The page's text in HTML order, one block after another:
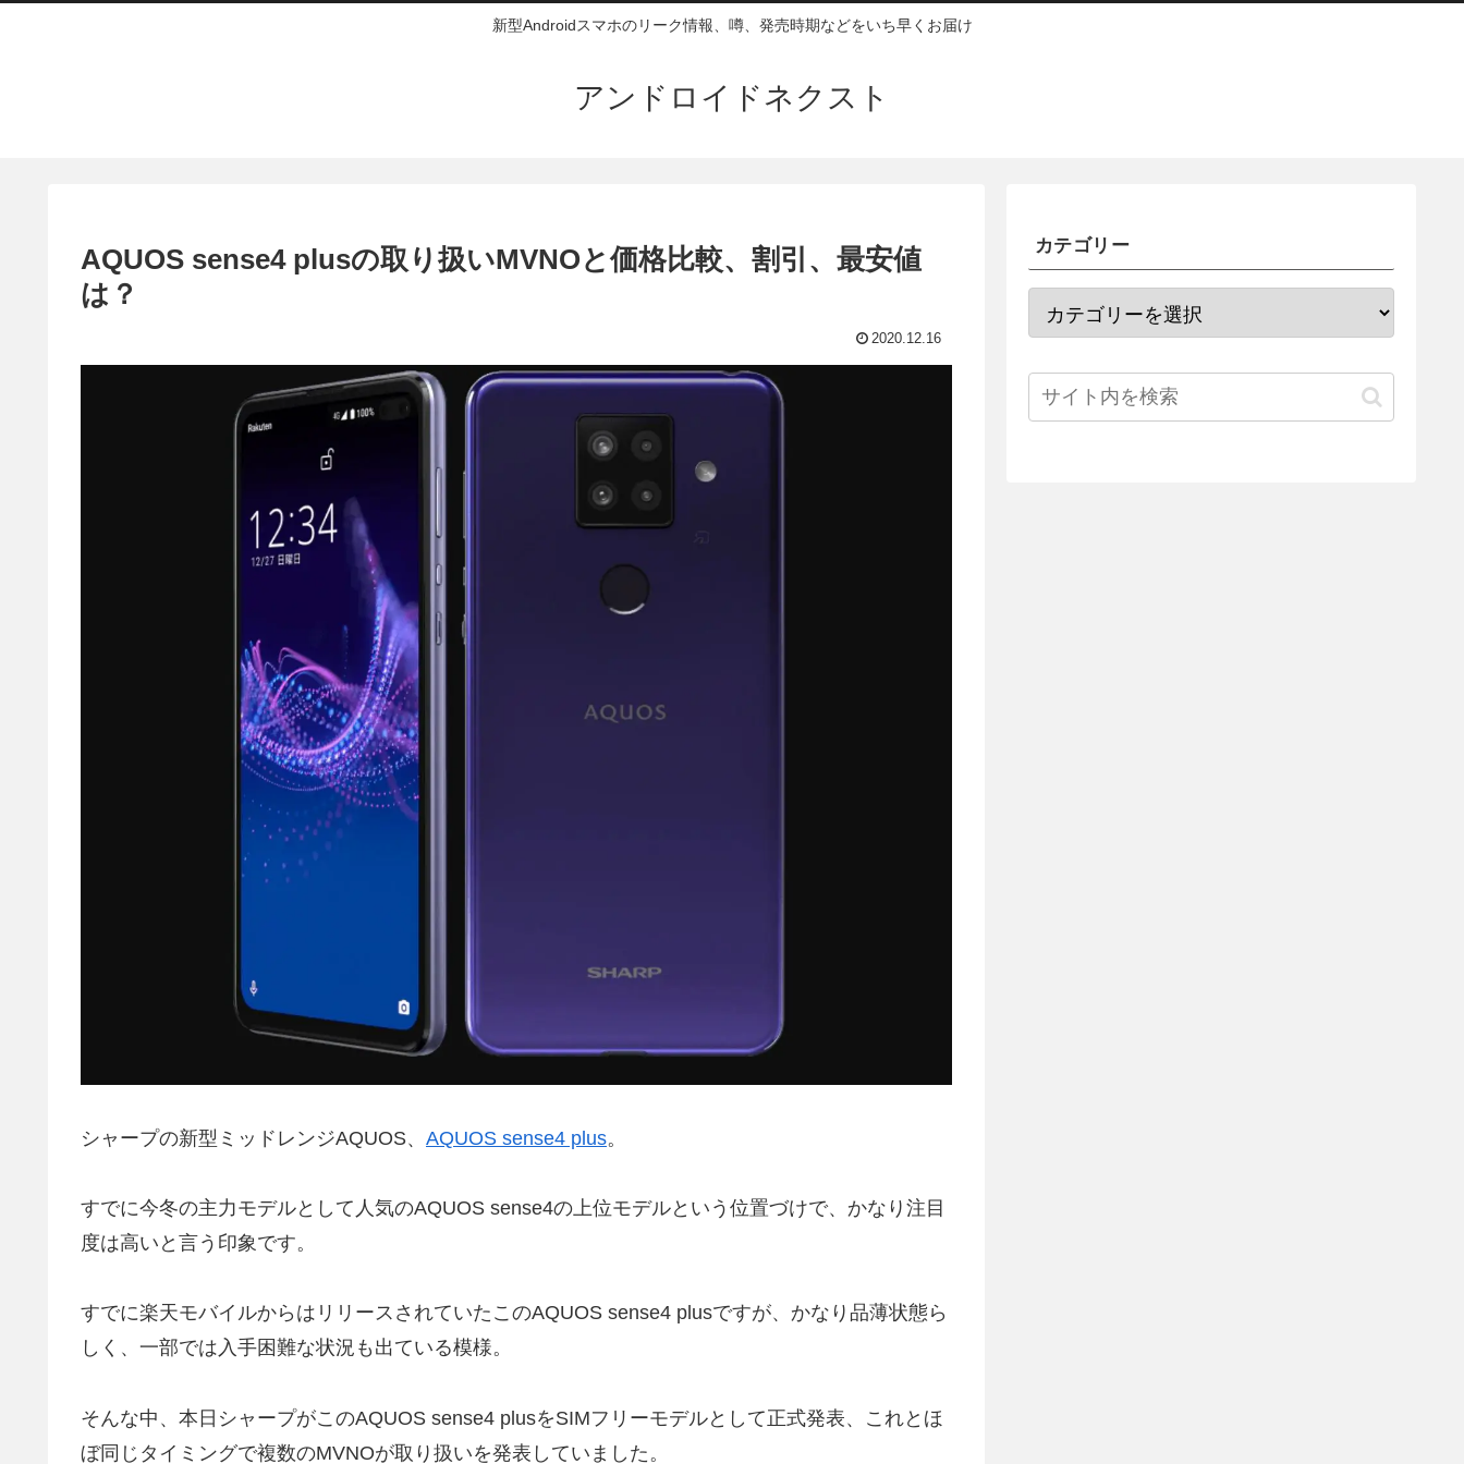
新型Androidスマホのリーク情報、噂、発売時期などをいち早くお届け
アンドロイドネクスト
AQUOS sense4 plusの取り扱いMVNOと価格比較、割引、最安値
は？
2020.12.16
シャープの新型ミッドレンジAQUOS、 AQUOS sense4 plus。
すでに今冬の主力モデルとして人気のAQUOS sense4の上位モデルという位置づけで、かなり注目
度は高いと言う印象です。
すでに楽天モバイルからはリリースされていたこのAQUOS sense4 plusですが、かなり品薄状態ら
しく、一部では入手困難な状況も出ている模様。
そんな中、本日シャープがこのAQUOS sense4 plusをSIMフリーモデルとして正式発表、これとほ
ぼ同じタイミングで複数のMVNOが取り扱いを発表していました。
カテゴリー